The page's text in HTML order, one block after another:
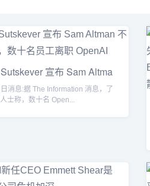
宣布 Sam Altma
消息:据 The Information 消息，了
士称，数十名 Open...